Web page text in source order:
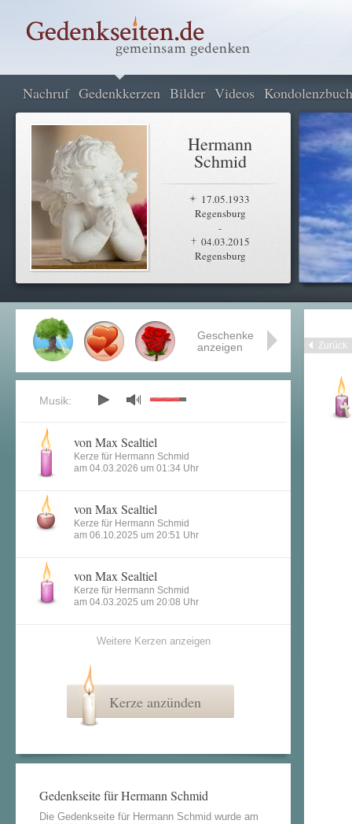
Nachruf Gedenkkerzen Bilder Videos Kondolenzbuch
Hermann
Schmid
17.05.1933
Regensburg
-
04.03.2015
Regensburg
Zurück
Geschenke
anzeigen
Musik:
von Max Sealtiel
Kerze für Hermann Schmid
am 04.03.2026 um 01:34 Uhr
von Max Sealtiel
Kerze für Hermann Schmid
am 06.10.2025 um 20:51 Uhr
von Max Sealtiel
Kerze für Hermann Schmid
am 04.03.2025 um 20:08 Uhr
Weitere Kerzen anzeigen
Kerze anzünden
Gedenkseite für Hermann Schmid
Die Gedenkseite für Hermann Schmid wurde am